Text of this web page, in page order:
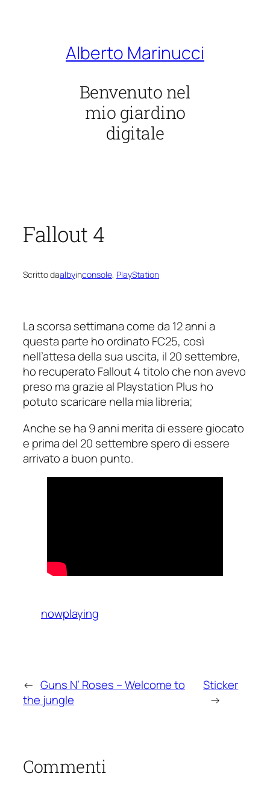
Alberto Marinucci
Benvenuto nel
mio giardino
digitale
Fallout 4
Scritto daalbyinconsole, PlayStation
La scorsa settimana come da 12 anni a
questa parte ho ordinato FC25, così
nell’attesa della sua uscita, il 20 settembre,
ho recuperato Fallout 4 titolo che non avevo
preso ma grazie al Playstation Plus ho
potuto scaricare nella mia libreria;
Anche se ha 9 anni merita di essere giocato
e prima del 20 settembre spero di essere
arrivato a buon punto.
nowplaying
← Guns N’ Roses – Welcome to
the jungle
Sticker
→
Commenti